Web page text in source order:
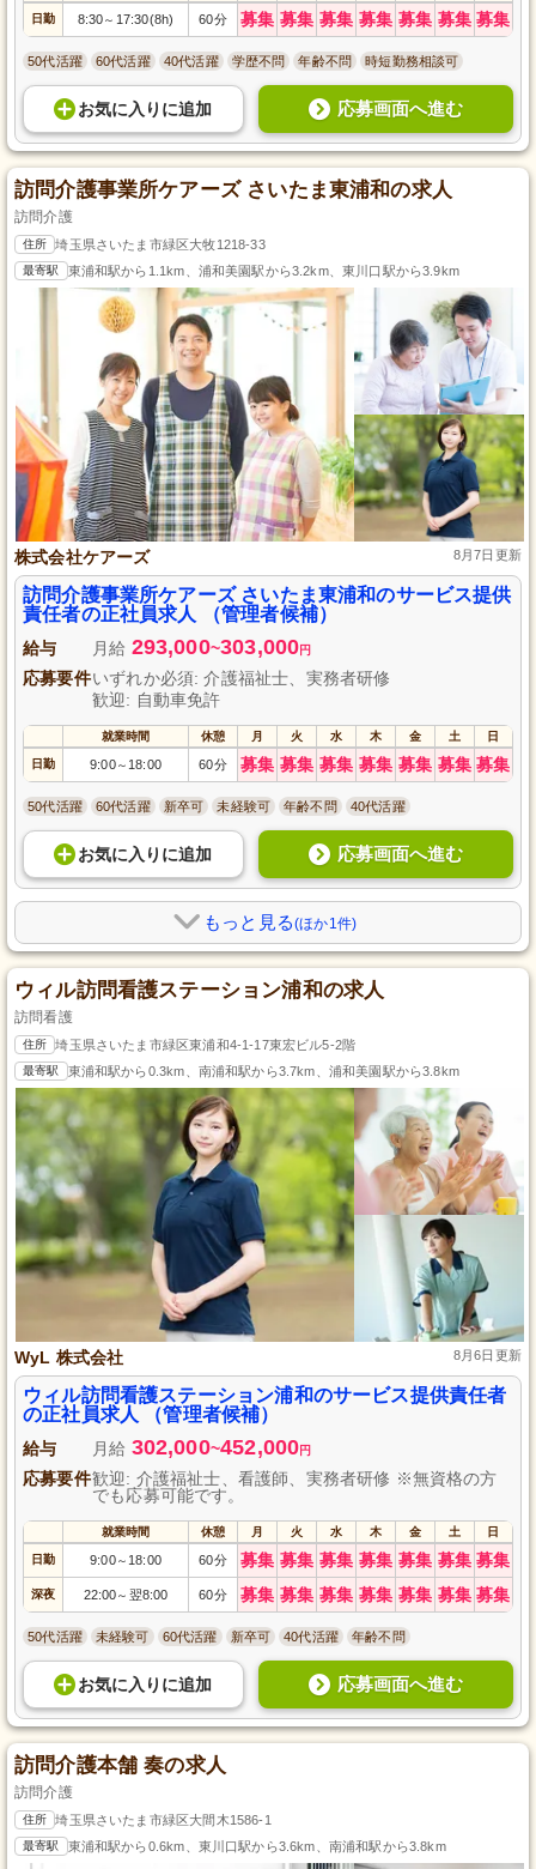
日勤 8:30～ 17:30(8h) 60分 募集 募集 募集 募集 募集 募集 募集
50代活躍 60代活躍 40代活躍 学歴不問 年齢不問 時短勤務相談可
お気に入り に追加 応募画面へ進む
訪問介護事業所ケアーズ さいたま東浦和の求人
訪問介護
住所 埼玉県さいたま市緑区大牧1218-33
最寄駅 東浦和駅から1.1km、浦和美園駅から3.2km、東川口駅から3.9km
株式会社ケアーズ 8月7日更新
訪問介護事業所ケアーズ さいたま東浦和のサービス提供
責任者の正社員求人 （管理者候補）
給与 月給 293,000~303,000円
応募要件いずれか必須: 介護福祉士、実務者研修
歓迎: 自動車免許
就業時間 休憩 月 火 水 木 金 土 日
日勤 9:00～ 18:00 60分 募集 募集 募集 募集 募集 募集 募集
50代活躍 60代活躍 新卒可 未経験可 年齢不問 40代活躍
お気に入り に追加 応募画面へ進む
もっと見る(ほか1件)
ウィル訪問看護ステーション浦和の求人
訪問看護
住所 埼玉県さいたま市緑区東浦和4-1-17東宏ビル5-2階
最寄駅 東浦和駅から0.3km、南浦和駅から3.7km、浦和美園駅から3.8km
WyL 株式会社 8月6日更新
ウィル訪問看護ステーション浦和のサービス提供責任者
の正社員求人 （管理者候補）
給与 月給 302,000~452,000円
応募要件歓迎: 介護福祉士、看護師、実務者研修 ※無資格の方
でも応募可能です。
就業時間 休憩 月 火 水 木 金 土 日
日勤 9:00～ 18:00 60分 募集 募集 募集 募集 募集 募集 募集
深夜 22:00～ 翌8:00 60分 募集 募集 募集 募集 募集 募集 募集
50代活躍 未経験可 60代活躍 新卒可 40代活躍 年齢不問
お気に入り に追加 応募画面へ進む
訪問介護本舗 奏の求人
訪問介護
住所 埼玉県さいたま市緑区大間木1586-1
最寄駅 東浦和駅から0.6km、東川口駅から3.6km、南浦和駅から3.8km